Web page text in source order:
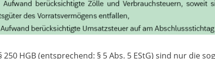
250 HGB (entsprechend: § 5 Abs. 5 EStG) sind nur die